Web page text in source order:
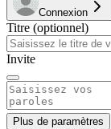
Connexion
Titre (optionnel)
Invite
Plus de paramètres